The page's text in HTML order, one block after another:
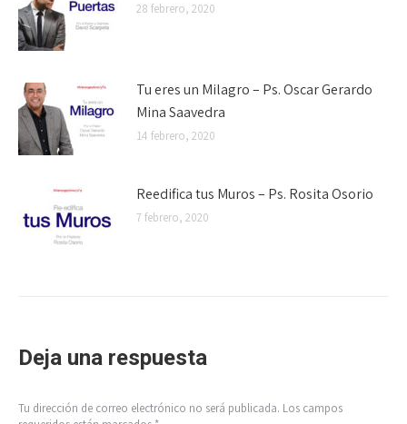
28 febrero, 2020
Tu eres un Milagro – Ps. Oscar Gerardo
Mina Saavedra
14 febrero, 2020
Reedifica tus Muros – Ps. Rosita Osorio
7 febrero, 2020
Deja una respuesta
Tu dirección de correo electrónico no será publicada. Los campos